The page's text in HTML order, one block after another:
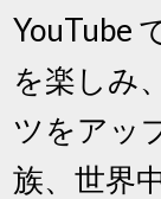
YouTube
を楽しみ
ツをアッ
族、世界